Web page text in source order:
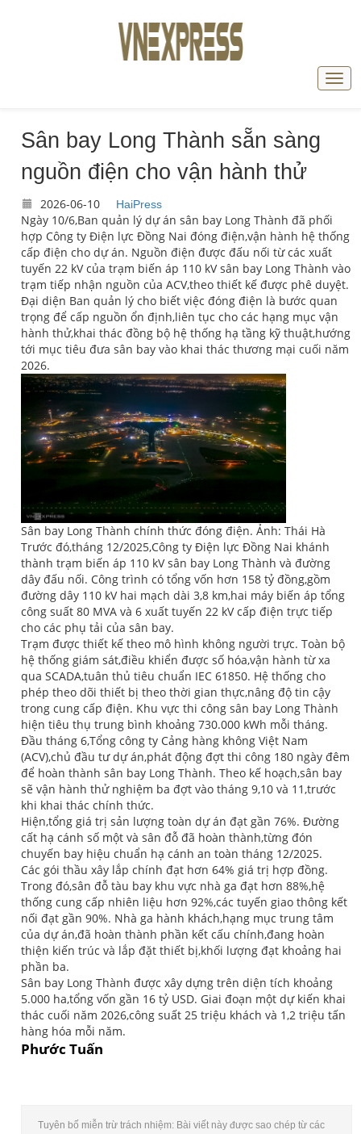
Sân bay Long Thành sẵn sàng
nguồn điện cho vận hành thử
2026-06-10 HaiPress
Ngày 10/6,Ban quản lý dự án sân bay Long Thành đã phối
hợp Công ty Điện lực Đồng Nai đóng điện,vận hành hệ thống
cấp điện cho dự án. Nguồn điện được đấu nối từ các xuất
tuyến 22 kV của trạm biến áp 110 kV sân bay Long Thành vào
trạm tiếp nhận nguồn của ACV,theo thiết kế được phê duyệt.
Đại diện Ban quản lý cho biết việc đóng điện là bước quan
trọng để cấp nguồn ổn định,liên tục cho các hạng mục vận
hành thử,khai thác đồng bộ hệ thống hạ tầng kỹ thuật,hướng
tới mục tiêu đưa sân bay vào khai thác thương mại cuối năm
2026.
Sân bay Long Thành chính thức đóng điện. Ảnh: Thái Hà
Trước đó,tháng 12/2025,Công ty Điện lực Đồng Nai khánh
thành trạm biến áp 110 kV sân bay Long Thành và đường
dây đấu nối. Công trình có tổng vốn hơn 158 tỷ đồng,gồm
đường dây 110 kV hai mạch dài 3,8 km,hai máy biến áp tổng
công suất 80 MVA và 6 xuất tuyến 22 kV cấp điện trực tiếp
cho các phụ tải của sân bay.
Trạm được thiết kế theo mô hình không người trực. Toàn bộ
hệ thống giám sát,điều khiển được số hóa,vận hành từ xa
qua SCADA,tuân thủ tiêu chuẩn IEC 61850. Hệ thống cho
phép theo dõi thiết bị theo thời gian thực,nâng độ tin cậy
trong cung cấp điện. Khu vực thi công sân bay Long Thành
hiện tiêu thụ trung bình khoảng 730.000 kWh mỗi tháng.
Đầu tháng 6,Tổng công ty Cảng hàng không Việt Nam
(ACV),chủ đầu tư dự án,phát động đợt thi công 180 ngày đêm
để hoàn thành sân bay Long Thành. Theo kế hoạch,sân bay
sẽ vận hành thử nghiệm ba đợt vào tháng 9,10 và 11,trước
khi khai thác chính thức.
Hiện,tổng giá trị sản lượng toàn dự án đạt gần 76%. Đường
cất hạ cánh số một và sân đỗ đã hoàn thành,từng đón
chuyến bay hiệu chuẩn hạ cánh an toàn tháng 12/2025.
Các gói thầu xây lắp chính đạt hơn 64% giá trị hợp đồng.
Trong đó,sân đỗ tàu bay khu vực nhà ga đạt hơn 88%,hệ
thống cung cấp nhiên liệu hơn 92%,các tuyến giao thông kết
nối đạt gần 90%. Nhà ga hành khách,hạng mục trung tâm
của dự án,đã hoàn thành phần kết cấu chính,đang hoàn
thiện kiến trúc và lắp đặt thiết bị,khối lượng đạt khoảng hai
phần ba.
Sân bay Long Thành được xây dựng trên diện tích khoảng
5.000 ha,tổng vốn gần 16 tỷ USD. Giai đoạn một dự kiến khai
thác cuối năm 2026,công suất 25 triệu khách và 1,2 triệu tấn
hàng hóa mỗi năm.
Phước Tuấn
Tuyên bố miễn trừ trách nhiệm: Bài viết này được sao chép từ các